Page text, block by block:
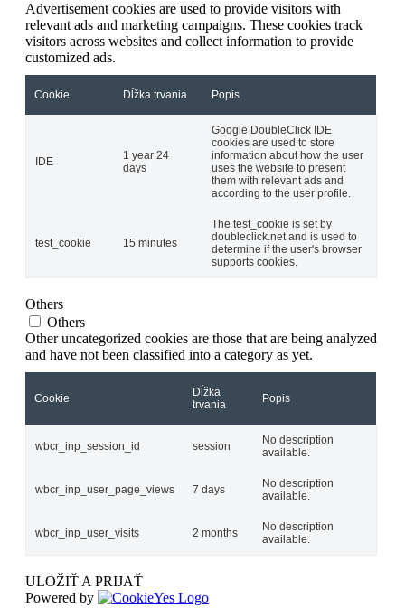
Advertisement cookies are used to provide visitors with
relevant ads and marketing campaigns. These cookies track
visitors across websites and collect information to provide
customized ads.
Cookie Dĺžka trvania Popis
IDE
1 year 24
days
Google DoubleClick IDE
cookies are used to store
information about how the user
uses the website to present
them with relevant ads and
according to the user profile.
test_cookie 15 minutes
The test_cookie is set by
doubleclick.net and is used to
determine if the user's browser
supports cookies.
Others
Others
Other uncategorized cookies are those that are being analyzed
and have not been classified into a category as yet.
Cookie
Dĺžka
trvania
Popis
wbcr_inp_session_id session
No description
available.
wbcr_inp_user_page_views 7 days
No description
available.
wbcr_inp_user_visits 2 months
No description
available.
ULOŽIŤ A PRIJAŤ
Powered by